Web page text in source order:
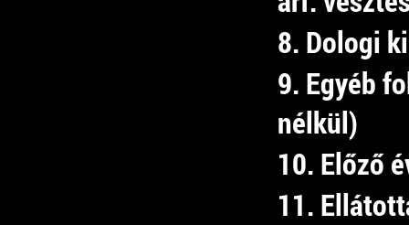
8. Dologi
9. Egyéb
nélkül)
10. Előző
11.